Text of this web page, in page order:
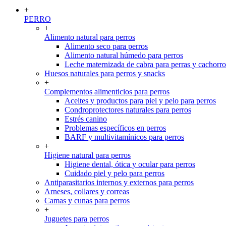
+
PERRO
+
Alimento natural para perros
Alimento seco para perros
Alimento natural húmedo para perros
Leche maternizada de cabra para perras y
Huesos naturales para perros y snacks
+
Complementos alimenticios para perros
Aceites y productos para piel y pelo para perros
Condroprotectores naturales para perros
Estrés canino
Problemas específicos en perros
BARF y multivitamínicos para perros
+
Higiene natural para perros
Higiene dental, ótica y ocular para perros
Cuidado piel y pelo para perros
Antiparasitarios internos y externos para perros
Arneses, collares y correas
Camas y cunas para perros
+
Juguetes para perros